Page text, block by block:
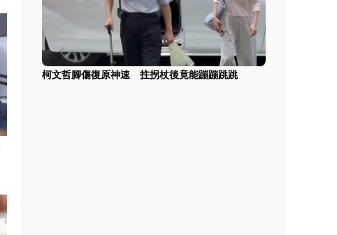
柯文哲腳傷復原神速 拄拐杖後竟能蹦蹦跳跳